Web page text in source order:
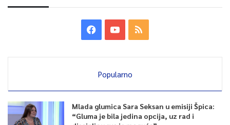
Popularno
Mlada glumica Sara Seksan u emisiji Špica:
“Gluma je bila jedina opcija, uz rad i